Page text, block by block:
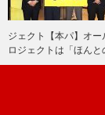
ジェクト【本パ】オ
ロジェクトは「ほん